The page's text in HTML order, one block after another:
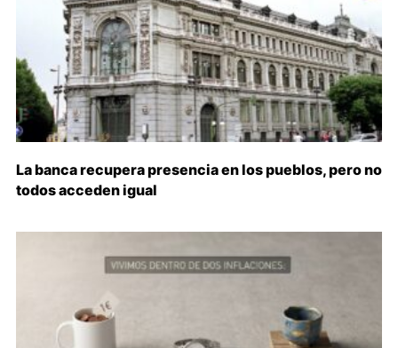
La banca recupera presencia en los pueblos, pero no
todos acceden igual